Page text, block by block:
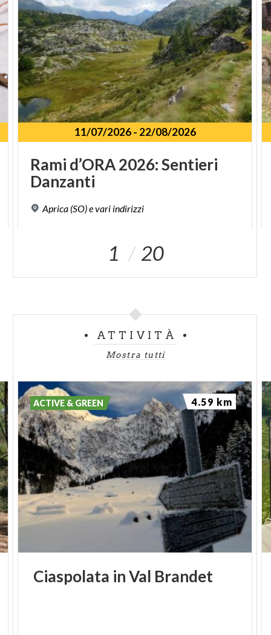
11/07/2026- 22/08/2026
Rami d’ORA2026:Sentieri
Danzanti
Aprica (SO)evari indirizzi
1 20
ATTIVITÀ
Mostra tutti
Ciaspolata inVal Brandet
ACTIVE & GREEN 4.59 km